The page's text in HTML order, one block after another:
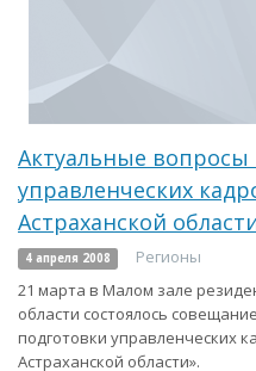
Актуальные вопросы
управленческих
Астраханской
4 апреля 2008
Регионы
21 марта в Малом зале
области состоялось
подготовки управленческих
Астраханской области».